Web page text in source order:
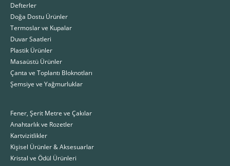
Defterler
Doğa Dostu Ürünler
Termoslar ve Kupalar
Duvar Saatleri
Plastik Ürünler
Masaüstü Ürünler
Çanta ve Toplantı Bloknotları
Şemsiye ve Yağmurluklar
Fener, Şerit Metre ve Çakılar
Anahtarlık ve Rozetler
Kartvizitlikler
Kişisel Ürünler & Aksesuarlar
Kristal ve Ödül Ürünleri